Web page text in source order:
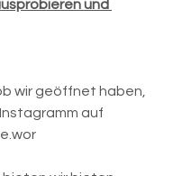
und
wir geöffnet haben,
auf